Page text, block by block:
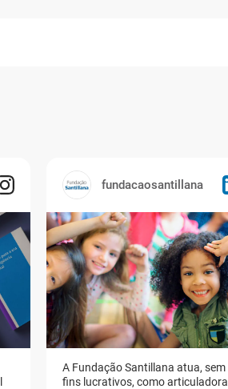
fundacaosantillana
A Fundação Santillana atua, sem
fins lucrativos, como articuladora